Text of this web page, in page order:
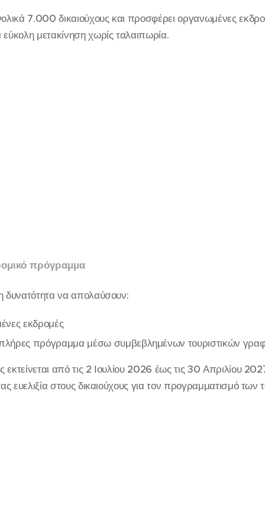
7.000 δικαιούχους και προσφέρει οργανωμένες
μετακίνηση χωρίς ταλαιπωρία.
πρόγραμμα
δυνατότητα να απολαύσουν:
εκδρομές
πλήρες πρόγραμμα μέσω συμβεβλημένων τουριστικών
από τις 2 Ιουλίου 2026 έως τις 30 Απριλίου
ευελιξία στους δικαιούχους για τον προγραμματισμό των